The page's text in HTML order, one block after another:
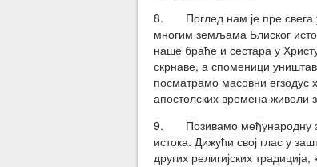
8. Поглед нам је пре свега
многим земљама Блиског
наше браће и сестара у
скрнаве, а споменици
посматрамо масовни
апостолских времена живели
9. Позивамо међународну
истока. Дижући свој глас у
других религијских